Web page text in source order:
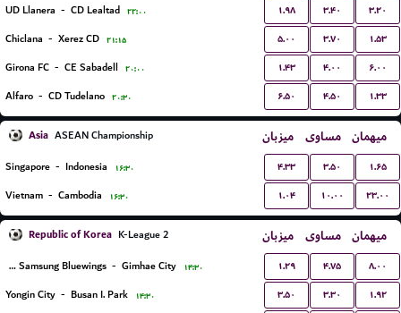
UD Llanera - CD Lealtad ۲۲:۰۰ ۱.۹۸ ۳.۴۰ ۳.۲۰
Chiclana - Xerez CD ۲۱:۱۵ ۵.۰۰ ۳.۷۰ ۱.۵۳
Girona FC - CE Sabadell ۲۰:۰۰ ۱.۴۳ ۴.۰۰ ۶.۰۰
Alfaro - CD Tudelano ۲۰:۳۰ ۶.۵۰ ۴.۵۰ ۱.۳۳
Asia ASEAN Championship میزبان مساوی میهمان
Singapore - Indonesia ۱۶:۳۰ ۴.۳۳ ۳.۵۰ ۱.۶۵
Vietnam - Cambodia ۱۶:۳۰ ۱.۰۴ ۱۰.۰۰ ۲۳.۰۰
Republic of Korea K-League 2 میزبان مساوی میهمان
Suwon Samsung Bluewings - Gimhae City ۱۴:۳۰ ۱.۲۹ ۴.۷۵ ۸.۰۰
Yongin City - Busan I. Park ۱۴:۳۰ ۳.۵۰ ۳.۳۰ ۱.۹۲